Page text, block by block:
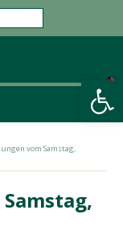
Werkzeugleiste öffnen
vom Samstag,